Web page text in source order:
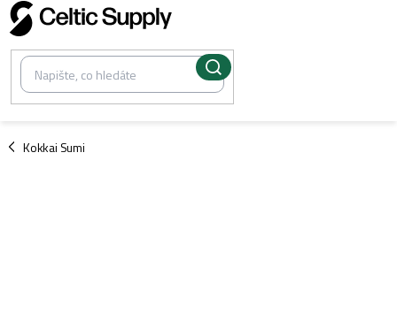
Přejít
na
obsah
Kokkai Sumi
/